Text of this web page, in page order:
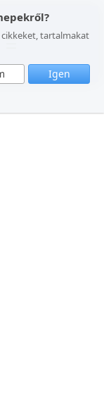
cikkeket, tartalmakat
Igen